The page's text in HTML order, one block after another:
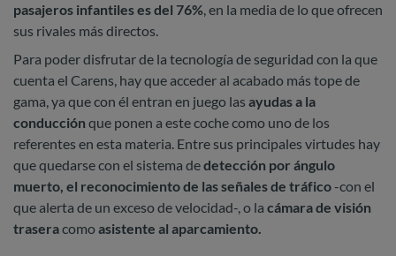
pasajeros infantiles es del 76%, en la media de lo que ofrecen
sus rivales más directos.
Para poder disfrutar de la tecnología de seguridad con la que
cuenta el Carens, hay que acceder al acabado más tope de
gama, ya que con él entran en juego las ayudas a la
conducción que ponen a este coche como uno de los
referentes en esta materia. Entre sus principales virtudes hay
que quedarse con el sistema dedetección por ángulo
muerto, el reconocimiento de las señales de tráfico -con el
que alerta de un exceso de velocidad-, o la cámara de visión
traseracomoasistente al aparcamiento.